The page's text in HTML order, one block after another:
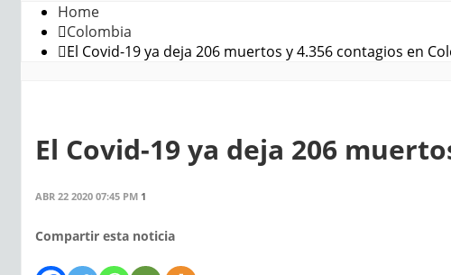
Home
Colombia
El Covid-19 ya deja 206 muertos y 4.356 contagios en
El Covid-19 ya deja 206
ABR 22 2020 07:45 PM 1
Compartir esta noticia